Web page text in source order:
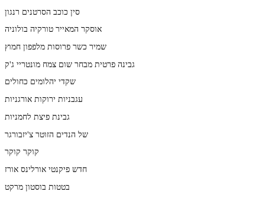
סין כוכב הסרטנים רנגון
אוסקר המאייר טורקיה בולוניה
שמיר כשר פרוסות מלפפון חמוץ
גבינה פרטית מבחר שום צמח מונטריי ג'ק
שקדי יהלומים כחולים
עגבניות ירוקות אורגניות
גבינת פיצת לחמניות
של הנדים הזוטר צ'יזבורגר
קוקר קוקר
חדש פיקנטי אורלינס אורז
בטטות בוסטון מרקט